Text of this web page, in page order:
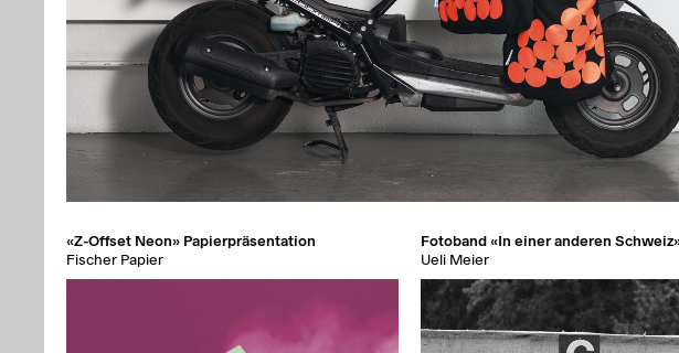
«Z-Offset Neon» Papierpräsentation
Fischer Papier
Fotoband «In einer anderen
Ueli Meier